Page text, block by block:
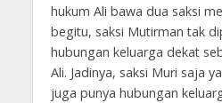
hukum Ali bawa dua saksi
begitu, saksi Mutirman tak
hubungan keluarga dekat
Ali. Jadinya, saksi Muri saja
juga punya hubungan